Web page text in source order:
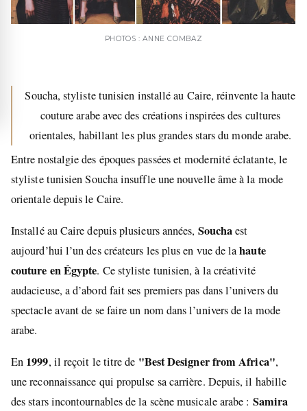
PHOTOS : ANNE COMBAZ
Soucha, styliste tunisien installé au Caire, réinvente la haute
couture arabe avec des créations inspirées des cultures
orientales, habillant les plus grandes stars du monde arabe.
Entre nostalgie des époques passées et modernité éclatante, le
styliste tunisien Soucha insuffle une nouvelle âme à la mode
orientale depuis le Caire.
Installé au Caire depuis plusieurs années, Souchaest
aujourd’hui l’un des créateurs les plus en vue de lahaute
couture en Égypte. Ce styliste tunisien, à la créativité
audacieuse, a d’abord fait ses premiers pas dans l’univers du
spectacle avant de se faire un nom dans l’univers de la mode
arabe.
En 1999, il reçoit le titre de "Best Designer from Africa",
une reconnaissance qui propulse sa carrière. Depuis, il habille
des stars incontournables de la scène musicale arabe : Samira